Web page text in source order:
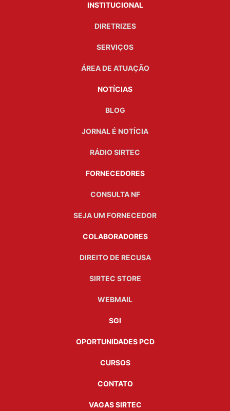
INSTITUCIONAL
DIRETRIZES
SERVIÇOS
ÁREA DE ATUAÇÃO
NOTÍCIAS
BLOG
JORNAL É NOTÍCIA
RÁDIO SIRTEC
FORNECEDORES
CONSULTA NF
SEJA UM FORNECEDOR
COLABORADORES
DIREITO DE RECUSA
SIRTEC STORE
WEBMAIL
SGI
OPORTUNIDADES PCD
CURSOS
CONTATO
VAGAS SIRTEC